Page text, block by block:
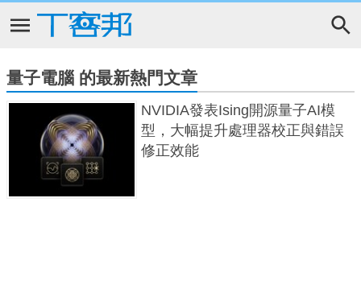
量子電腦 的最新熱門文章
NVIDIA發表Ising開源量子AI模
型，大幅提升處理器校正與錯誤
修正效能